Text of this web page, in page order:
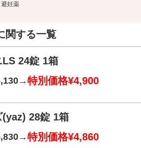
避妊薬
関する一覧
LS 24錠 1箱
特別価格¥4,900
(yaz) 28錠 1箱
特別価格¥4,860